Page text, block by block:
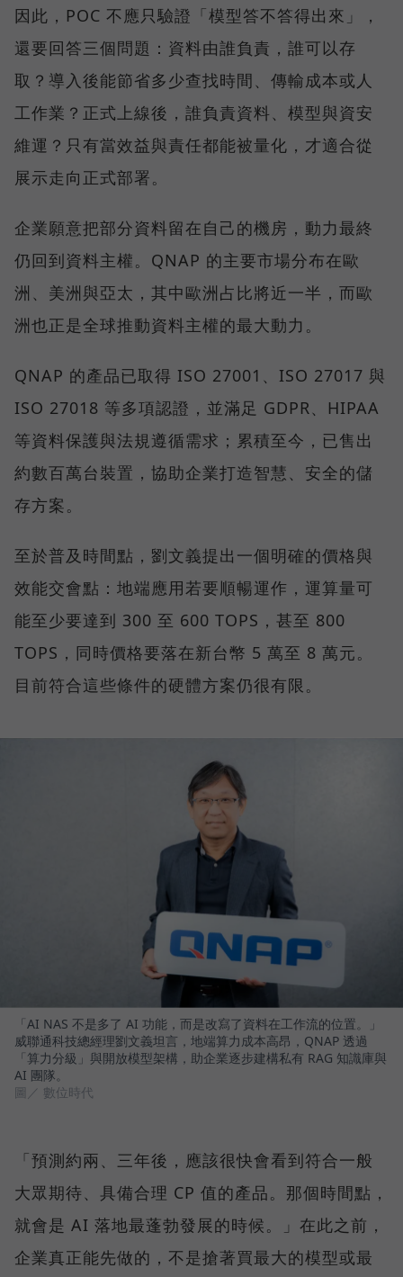
因此，POC 不應只驗證「模型答不答得出來」，
還要回答三個問題：資料由誰負責，誰可以存
取？導入後能節省多少查找時間、傳輸成本或人
工作業？正式上線後，誰負責資料、模型與資安
維運？只有當效益與責任都能被量化，才適合從
展示走向正式部署。
企業願意把部分資料留在自己的機房，動力最終
仍回到資料主權。QNAP 的主要市場分布在歐
洲、美洲與亞太，其中歐洲占比將近一半，而歐
洲也正是全球推動資料主權的最大動力。
QNAP 的產品已取得 ISO 27001、ISO 27017 與
ISO 27018 等多項認證，並滿足 GDPR、HIPAA
等資料保護與法規遵循需求；累積至今，已售出
約數百萬台裝置，協助企業打造智慧、安全的儲
存方案。
至於普及時間點，劉文義提出一個明確的價格與
效能交會點：地端應用若要順暢運作，運算量可
能至少要達到 300 至 600 TOPS，甚至 800
TOPS，同時價格要落在新台幣 5 萬至 8 萬元。
目前符合這些條件的硬體方案仍很有限。
「AI NAS 不是多了 AI 功能，而是改寫了資料在工作流的位置。」
威聯通科技總經理劉文義坦言，地端算力成本高昂，QNAP 透過
「算力分級」與開放模型架構，助企業逐步建構私有 RAG 知識庫與
AI 團隊。
圖／ 數位時代
「預測約兩、三年後，應該很快會看到符合一般
大眾期待、具備合理 CP 值的產品。那個時間點，
就會是 AI 落地最蓬勃發展的時候。」在此之前，
企業真正能先做的，不是搶著買最大的模型或最